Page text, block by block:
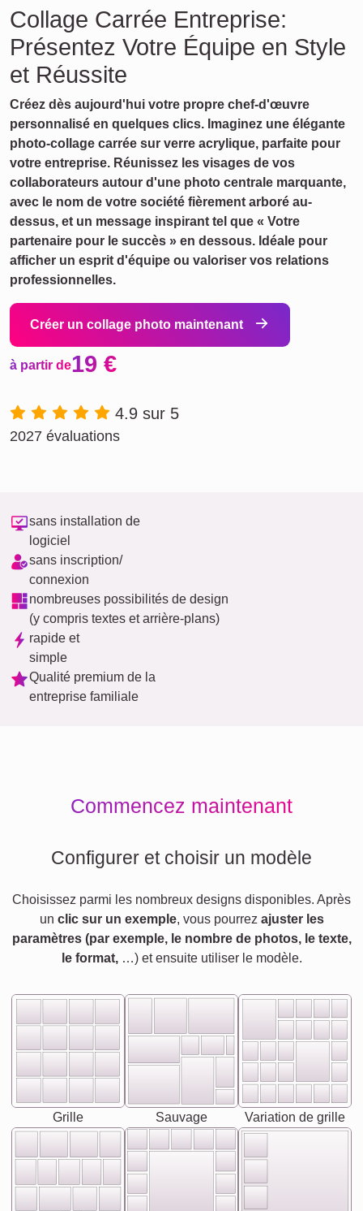
Collage Carrée Entreprise:
Présentez Votre Équipe en Style
et Réussite
Créez dès aujourd'hui votre propre chef-d'œuvre
personnalisé en quelques clics. Imaginez une élégante
photo-collage carrée sur verre acrylique, parfaite pour
votre entreprise. Réunissez les visages de vos
collaborateurs autour d'une photo centrale marquante,
avec le nom de votre société fièrement arboré au-
dessus, et un message inspirant tel que « Votre
partenaire pour le succès » en dessous. Idéale pour
afficher un esprit d'équipe ou valoriser vos relations
professionnelles.
Créer un collage photo maintenant
à partir de19 €
4.9 sur 5
2027 évaluations
sans installation de
logiciel
sans inscription/
connexion
nombreuses possibilités de design
(y compris textes et arrière-plans)
rapide et
simple
Qualité premium de la
entreprise familiale
Commencez maintenant
Configurer et choisir un modèle
Choisissez parmi les nombreux designs disponibles. Après
un clic sur un exemple, vous pourrez ajuster les
paramètres (par exemple, le nombre de photos, le texte,
le format,…) et ensuite utiliser le modèle.
Grille Sauvage Variation de grille